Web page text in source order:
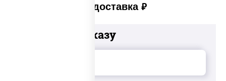
Платная доставка руб
Добавьте к заказу